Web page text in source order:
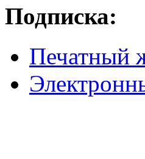
Подписка:
Печатный